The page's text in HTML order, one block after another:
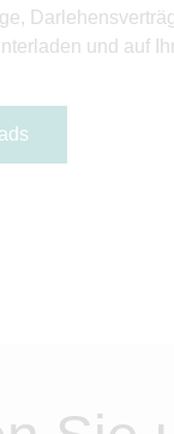
und auf